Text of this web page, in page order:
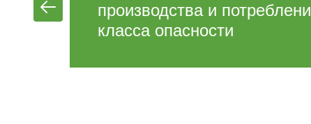
производства и
класса опасности